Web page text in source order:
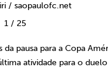
/ saopaulofc.net
1/ 25
pausa para a Copa
atividade para o